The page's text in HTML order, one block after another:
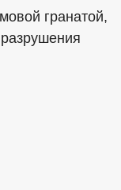
гранатой,